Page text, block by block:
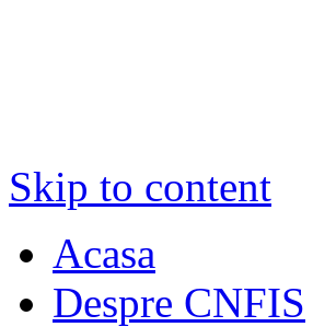
Skip to content
Acasa
Despre CNFIS